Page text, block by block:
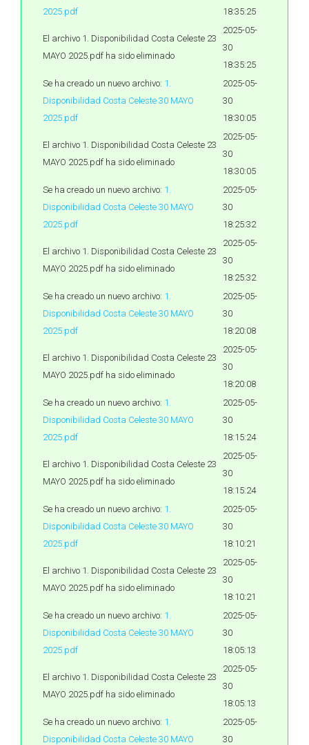
2025.pdf
18:35:25
El archivo 1. Disponibilidad Costa Celeste 23
MAYO 2025.pdf ha sido eliminado
2025-05-
30
18:35:25
Se ha creado un nuevo archivo: 1.
Disponibilidad Costa Celeste 30 MAYO
2025.pdf
2025-05-
30
18:30:05
El archivo 1. Disponibilidad Costa Celeste 23
MAYO 2025.pdf ha sido eliminado
2025-05-
30
18:30:05
Se ha creado un nuevo archivo: 1.
Disponibilidad Costa Celeste 30 MAYO
2025.pdf
2025-05-
30
18:25:32
El archivo 1. Disponibilidad Costa Celeste 23
MAYO 2025.pdf ha sido eliminado
2025-05-
30
18:25:32
Se ha creado un nuevo archivo: 1.
Disponibilidad Costa Celeste 30 MAYO
2025.pdf
2025-05-
30
18:20:08
El archivo 1. Disponibilidad Costa Celeste 23
MAYO 2025.pdf ha sido eliminado
2025-05-
30
18:20:08
Se ha creado un nuevo archivo: 1.
Disponibilidad Costa Celeste 30 MAYO
2025.pdf
2025-05-
30
18:15:24
El archivo 1. Disponibilidad Costa Celeste 23
MAYO 2025.pdf ha sido eliminado
2025-05-
30
18:15:24
Se ha creado un nuevo archivo: 1.
Disponibilidad Costa Celeste 30 MAYO
2025.pdf
2025-05-
30
18:10:21
El archivo 1. Disponibilidad Costa Celeste 23
MAYO 2025.pdf ha sido eliminado
2025-05-
30
18:10:21
Se ha creado un nuevo archivo: 1.
Disponibilidad Costa Celeste 30 MAYO
2025.pdf
2025-05-
30
18:05:13
El archivo 1. Disponibilidad Costa Celeste 23
MAYO 2025.pdf ha sido eliminado
2025-05-
30
18:05:13
Se ha creado un nuevo archivo: 1.
Disponibilidad Costa Celeste 30 MAYO
2025-05-
30